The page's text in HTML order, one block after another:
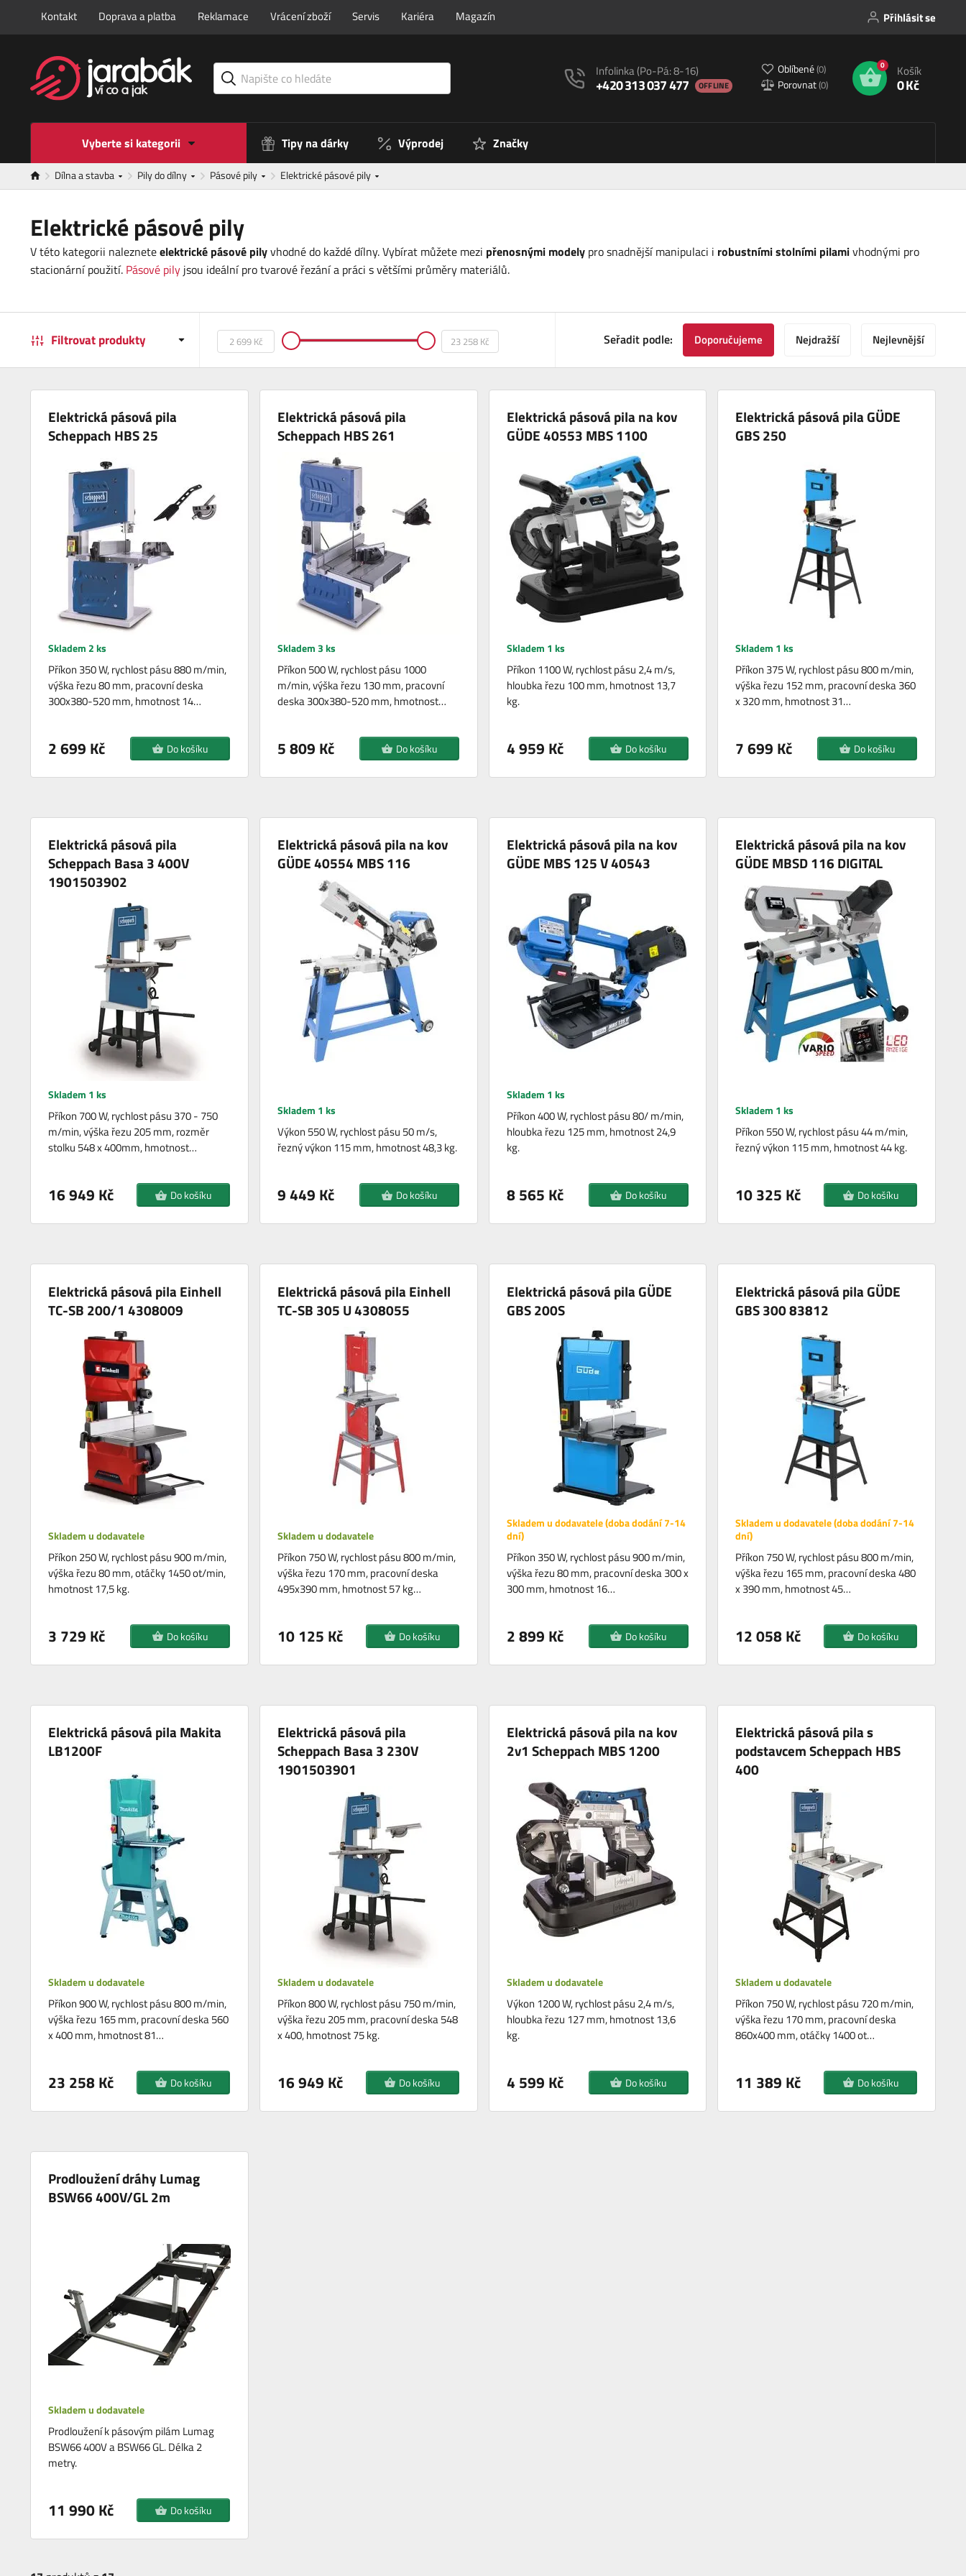
Kontakt Doprava a platba Reklamace Vrácení zboží Servis Kariéra Magazín Přihlásit se
Infolinka(Po-Pá: 8-16)
+420 313 037 477 OFFLINE
Oblíbené(0)
Porovnat(0)
0 Košík
0 Kč
Vyberte si kategorii Tipy na dárky Výprodej Značky
Dílna a stavba Pily do dílny Pásové pily Elektrické pásové pily
Elektrické pásové pily
V této kategorii nalezneteelektrické pásové pilyvhodné do každé dílny. Vybírat můžete mezi přenosnými modely pro snadnější manipulaci i robustními stolními pilamivhodnými pro
stacionární použití. Pásové pily jsou ideální pro tvarové řezání a práci s většími průměry materiálů.
Filtrovat produkty Seřadit podle: Doporučujeme Nejdražší Nejlevnější
Elektrická pásová pila
Scheppach HBS 25
Skladem 2 ks
Příkon 350 W, rychlost pásu 880 m/min,
výška řezu 80 mm, pracovní deska
300x380-520 mm, hmotnost 14…
2 699 Kč Do košíku
Elektrická pásová pila
Scheppach HBS 261
Skladem 3 ks
Příkon 500 W, rychlost pásu 1000
m/min, výška řezu 130 mm, pracovní
deska 300x380-520 mm, hmotnost…
5 809 Kč Do košíku
Elektrická pásová pila na kov
GÜDE 40553 MBS 1100
Skladem 1 ks
Příkon 1100 W, rychlost pásu 2,4 m/s,
hloubka řezu 100 mm, hmotnost 13,7
kg.
4 959 Kč Do košíku
Elektrická pásová pila GÜDE
GBS 250
Skladem 1 ks
Příkon 375 W, rychlost pásu 800 m/min,
výška řezu 152 mm, pracovní deska 360
x 320 mm, hmotnost 31…
7 699 Kč Do košíku
Elektrická pásová pila
Scheppach Basa 3 400V
1901503902
Skladem 1 ks
Příkon 700 W, rychlost pásu 370 - 750
m/min, výška řezu 205 mm, rozměr
stolku 548 x 400mm, hmotnost…
16 949 Kč Do košíku
Elektrická pásová pila na kov
GÜDE 40554 MBS 116
Skladem 1 ks
Výkon 550 W, rychlost pásu 50 m/s,
řezný výkon 115 mm, hmotnost 48,3 kg.
9 449 Kč Do košíku
Elektrická pásová pila na kov
GÜDE MBS 125 V 40543
Skladem 1 ks
Příkon 400 W, rychlost pásu 80/ m/min,
hloubka řezu 125 mm, hmotnost 24,9
kg.
8 565 Kč Do košíku
Elektrická pásová pila na kov
GÜDE MBSD 116 DIGITAL
Skladem 1 ks
Příkon 550 W, rychlost pásu 44 m/min,
řezný výkon 115 mm, hmotnost 44 kg.
10 325 Kč Do košíku
Elektrická pásová pila Einhell
TC-SB 200/1 4308009
Skladem u dodavatele
Příkon 250 W, rychlost pásu 900 m/min,
výška řezu 80 mm, otáčky 1450 ot/min,
hmotnost 17,5 kg.
3 729 Kč Do košíku
Elektrická pásová pila Einhell
TC-SB 305 U 4308055
Skladem u dodavatele
Příkon 750 W, rychlost pásu 800 m/min,
výška řezu 170 mm, pracovní deska
495x390 mm, hmotnost 57 kg…
10 125 Kč Do košíku
Elektrická pásová pila GÜDE
GBS 200S
Skladem u dodavatele (doba dodání 7-14
dní)
Příkon 350 W, rychlost pásu 900 m/min,
výška řezu 80 mm, pracovní deska 300 x
300 mm, hmotnost 16…
2 899 Kč Do košíku
Elektrická pásová pila GÜDE
GBS 300 83812
Skladem u dodavatele (doba dodání 7-14
dní)
Příkon 750 W, rychlost pásu 800 m/min,
výška řezu 165 mm, pracovní deska 480
x 390 mm, hmotnost 45…
12 058 Kč Do košíku
Elektrická pásová pila Makita
LB1200F
Skladem u dodavatele
Příkon 900 W, rychlost pásu 800 m/min,
výška řezu 165 mm, pracovní deska 560
x 400 mm, hmotnost 81…
23 258 Kč Do košíku
Elektrická pásová pila
Scheppach Basa 3 230V
1901503901
Skladem u dodavatele
Příkon 800 W, rychlost pásu 750 m/min,
výška řezu 205 mm, pracovní deska 548
x 400, hmotnost 75 kg.
16 949 Kč Do košíku
Elektrická pásová pila na kov
2v1 Scheppach MBS 1200
Skladem u dodavatele
Výkon 1200 W, rychlost pásu 2,4 m/s,
hloubka řezu 127 mm, hmotnost 13,6
kg.
4 599 Kč Do košíku
Elektrická pásová pila s
podstavcem Scheppach HBS
400
Skladem u dodavatele
Příkon 750 W, rychlost pásu 720 m/min,
výška řezu 170 mm, pracovní deska
860x400 mm, otáčky 1400 ot…
11 389 Kč Do košíku
Prodloužení dráhy Lumag
BSW66 400V/GL 2m
Skladem u dodavatele
Prodloužení k pásovým pilám Lumag
BSW66 400V a BSW66 GL. Délka 2
metry.
11 990 Kč Do košíku